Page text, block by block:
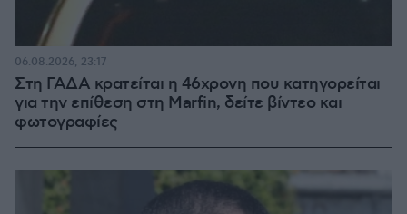
Στη ΓΑΔΑ κρατείται η 46χρονη που κατηγορείται
για την επίθεση στη Marfin, δείτε βίντεο και
φωτογραφίες
06.08.2026, 23:17